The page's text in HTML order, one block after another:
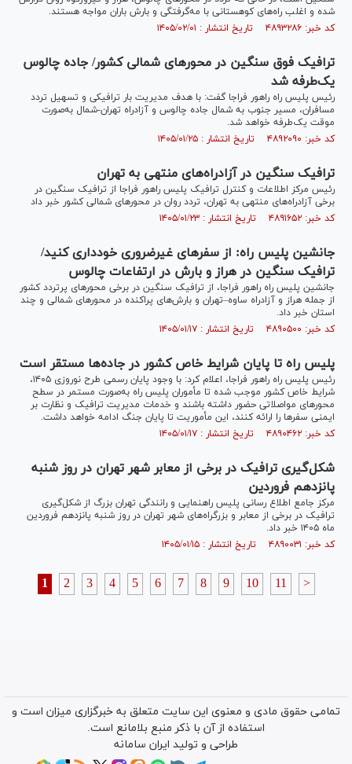
شده و اغلب راه‌های کوهستانی با مه‌گرفتگی و بارش باران مواجه هستند.
کد خبر: ۴۸۹۳۲۸۶ تاریخ انتشار : ۱۴۰۵/۰۲/۰۱
ترافیک فوق سنگین در محور‌های شمالی کشور/ جاده چالوس
یک‌طرفه شد
رئیس پلیس راه راهور فراجا گفت: با هدف مدیریت بار ترافیکی و تسهیل تردد
مسافران، مسیر جنوب به شمال جاده چالوس و آزادراه تهران-شمال به‌صورت
موقت یک‌طرفه خواهد شد.
کد خبر: ۴۸۹۲۰۹۰ تاریخ انتشار : ۱۴۰۵/۰۱/۲۵
ترافیک سنگین در آزادراه‌های منتهی به تهران
رئیس مرکز اطلاعات و کنترل ترافیک پلیس راهور فراجا از ترافیک سنگین در
برخی آزادراه‌های منتهی به تهران، تردد روان در محور‌های شمالی کشور خبر داد
کد خبر: ۴۸۹۱۶۵۲ تاریخ انتشار : ۱۴۰۵/۰۱/۲۳
جانشین پلیس راه: از سفر‌های غیرضروری خودداری کنید/
ترافیک سنگین در هراز و بارش در ارتفاعات چالوس
جانشین پلیس راه راهور فراجا، از ترافیک سنگین در برخی محور‌های پرتردد کشور
از جمله هراز و آزادراه ساوه–تهران و بارش‌های پراکنده در محور‌های شمالی و چند
استان خبر داد.
کد خبر: ۴۸۹۰۵۰۰ تاریخ انتشار : ۱۴۰۵/۰۱/۱۷
پلیس راه تا پایان شرایط خاص کشور در جاده‌ها مستقر است
رئیس پلیس راه راهور فراجا، اعلام کرد: با وجود پایان رسمی طرح نوروزی ۱۴۰۵،
شرایط خاص کشور موجب شده تا مأموران پلیس راه به‌صورت مستمر در سطح
محور‌های مواصلاتی حضور داشته باشند و خدمات مدیریت ترافیک و نظارت بر
ایمنی سفر‌ها را ارائه کنند، این مأموریت تا پایان جنگ ادامه خواهد داشت.
کد خبر: ۴۸۹۰۴۶۲ تاریخ انتشار : ۱۴۰۵/۰۱/۱۷
شکل‌گیری ترافیک در برخی از معابر شهر تهران در روز شنبه
پانزدهم فروردین
مرکز جامع اطلاع رسانی پلیس راهنمایی و رانندگی تهران بزرگ از شکل‌گیری
ترافیک در برخی از معابر و بزرگراه‌های شهر تهران در روز شنبه پانزدهم فروردین
ماه ۱۴۰۵ خبر داد.
کد خبر: ۴۸۹۰۰۳۱ تاریخ انتشار : ۱۴۰۵/۰۱/۱۵
1 2 3 4 5 6 7 8 9 10 11 >
تمامی حقوق مادی و معنوی این سایت متعلق به خبرگزاری میزان است و
استفاده از آن با ذکر منبع بلامانع است.
طراحی و تولید ایران سامانه